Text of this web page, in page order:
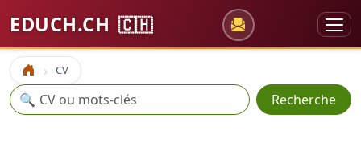
EDUCH.CH 🇨🇭
Accueil CV
Recherche
🔍 Recherche